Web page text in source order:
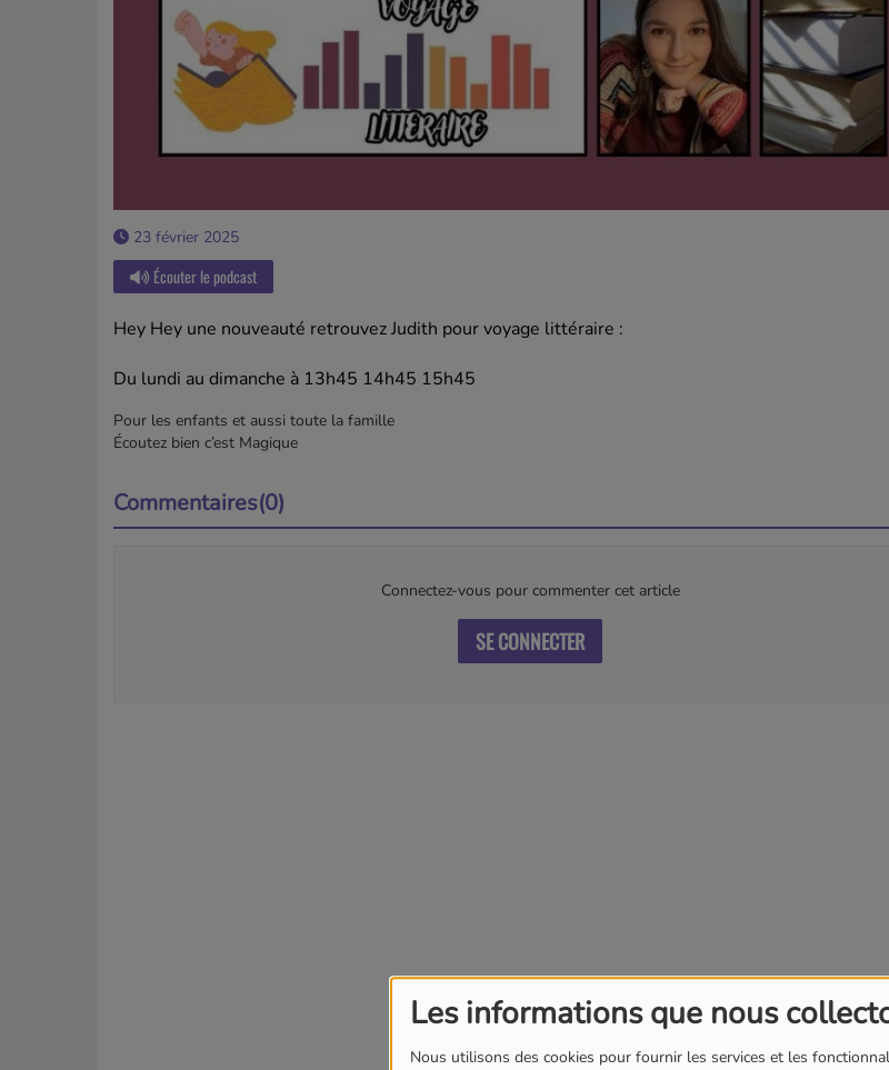
Les informations que nous
Nous utilisons des cookies pour fournir les services et les
23 février 2025
Écouter le podcast
Hey Hey une nouveauté retrouvez Judith pour voyage littéraire :
Du lundi au dimanche à 13h45 14h45 15h45
Pour les enfants et aussi toute la famille
Écoutez bien c’est Magique
Commentaires(0)
Connectez-vous pour commenter cet article
SE CONNECTER